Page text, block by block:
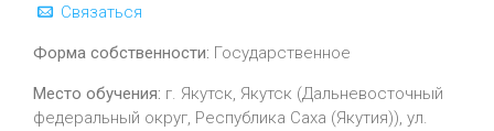
Связаться
Форма собственности: Государственное
Место обучения: г. Якутск, Якутск (Дальневосточный
федеральный округ, Республика Саха (Якутия)), ул.